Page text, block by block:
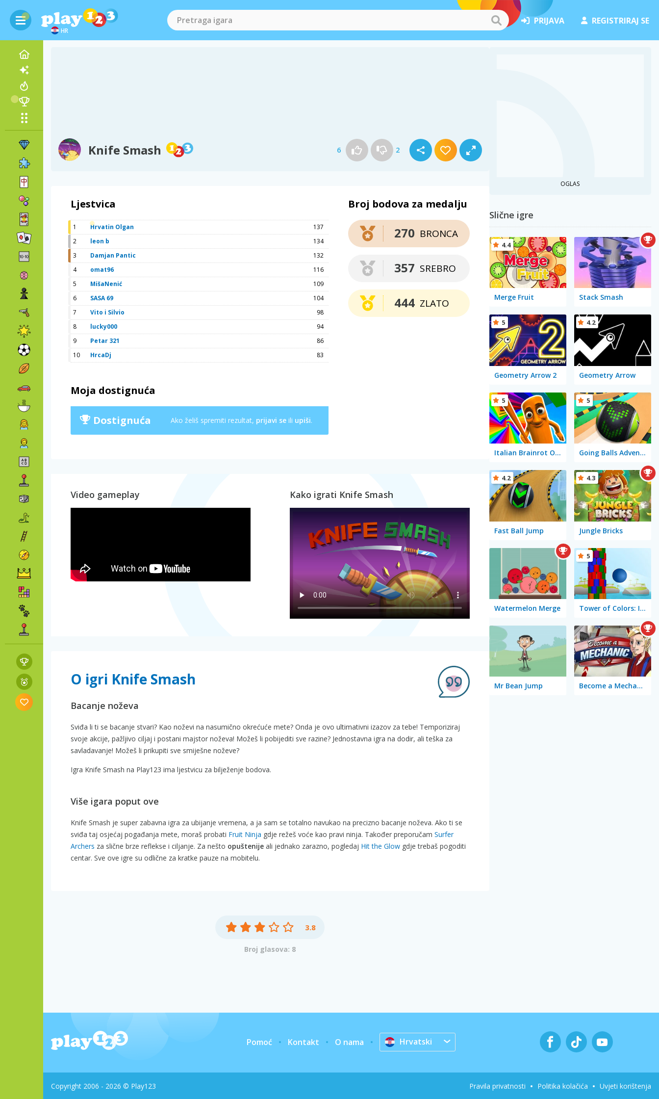
HR
PRIJAVA REGISTRIRAJ SE
Knife Smash 6 2
Ljestvica
1 Hrvatin Olgan
137
2
leon b
134
3
Damjan Pantic
132
4
omat96
116
5
MišaNenić
109
6
SASA 69
104
7
Vito i Silvio
98
8
lucky000
94
9
Petar 321
86
10
HrcaDj 83
Moja dostignuća
Dostignuća Ako želiš spremiti rezultat, prijavi se ili upiši.
Broj bodova za medalju
BRONCA
270
SREBRO
357
ZLATO
444
Video gameplay Kako igrati Knife Smash
O igri Knife Smash
Bacanje noževa
Sviđa li ti se bacanje stvari? Kao noževi na nasumično okrećuće mete? Onda je ovo ultimativni izazov za tebe! Temporiziraj
svoje akcije, pažljivo ciljaj i postani majstor noževa! Možeš li pobijediti sve razine? Jednostavna igra na dodir, ali teška za
savladavanje! Možeš li prikupiti sve smiješne noževe?
Igra Knife Smash na Play123 ima ljestvicu za bilježenje bodova.
Više igara poput ove
Knife Smash je super zabavna igra za ubijanje vremena, a ja sam se totalno navukao na precizno bacanje noževa. Ako ti se
sviđa taj osjećaj pogađanja mete, moraš probati Fruit Ninja gdje režeš voće kao pravi ninja. Također preporučam Surfer
Archers za slične brze reflekse i ciljanje. Za nešto opuštenije ali jednako zarazno, pogledaj Hit the Glow gdje trebaš pogoditi
centar. Sve ove igre su odlične za kratke pauze na mobitelu.
3.8
Broj glasova: 8
OGLAS
Slične igre
Merge Fruit
4.4
Stack Smash
Geometry Arrow 2
5
Geometry Arrow
4.2
Italian Brainrot Obby Parkour
5
Going Balls Adventure 2
5
Fast Ball Jump
4.2
Jungle Bricks
4.3
Watermelon Merge Tower of Colors: Island Edition
5
Mr Bean Jump Become a Mechanic
Pomoć Kontakt O nama Hrvatski
Copyright 2006 - 2026 © Play123 Pravila privatnosti Politika kolačića Uvjeti korištenja